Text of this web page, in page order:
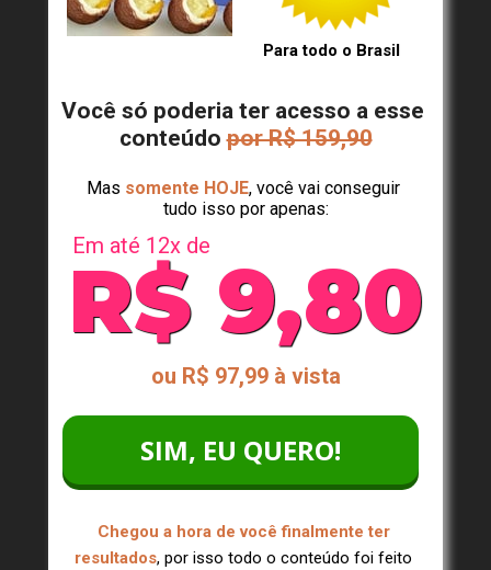
Chegou a hora de você finalmente ter
resultados, por isso todo o conteúdo foi feito
SIM, EU QUERO!
Para todo o Brasil
Você só poderia ter acesso a esse
conteúdo por R$ 159,90
Mas somente HOJE, você vai conseguir
tudo isso por apenas​:
ou R$ 97,99 à vista
Em até 12x de
R$ 9,80